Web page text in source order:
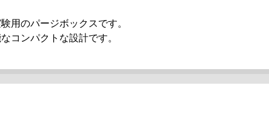
用のパージボックスです。
コンパクトな設計です。